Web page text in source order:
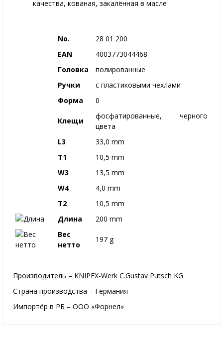
качества, кованая, закалённая в масле
No.
28 01 200
EAN
4003773044468
Головка
полированные
Ручки
с пластиковыми чехлами
Форма
0
Клещи
фосфатированные, черного
цвета
L3
33,0 mm
T1
10,5 mm
W3
13,5 mm
W4
4,0 mm
T2
10,5 mm
Длина
200 mm
Вес
нетто
197 g
Производитель – KNIPEX-Werk C.Gustav Putsch KG
Страна производства – Германия
Импортёр в РБ – ООО «Форнел»